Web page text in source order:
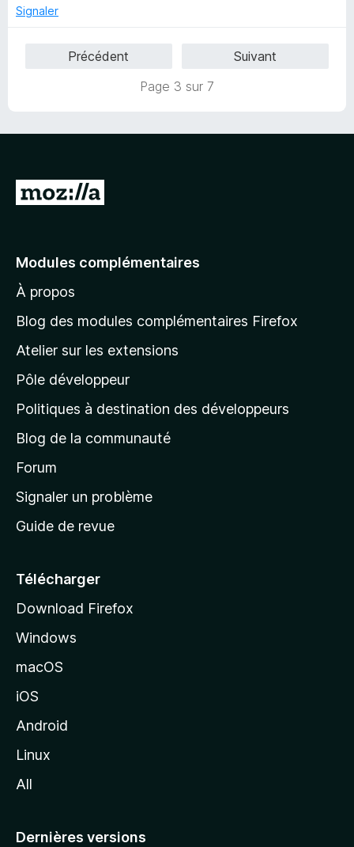
5
Signaler
Précédent
Suivant
Page 3 sur 7
A
e
à
l
p
a
g
d
a
c
e
l
d
o
z
l
Modules complémentaires
À propos
Blog des modules complémentaires Firefox
Atelier sur les extensions
Pôle développeur
Politiques à destination des développeurs
Blog de la communauté
Forum
Signaler un problème
Guide de revue
Télécharger
Download Firefox
Windows
macOS
iOS
Android
Linux
All
Dernières versions